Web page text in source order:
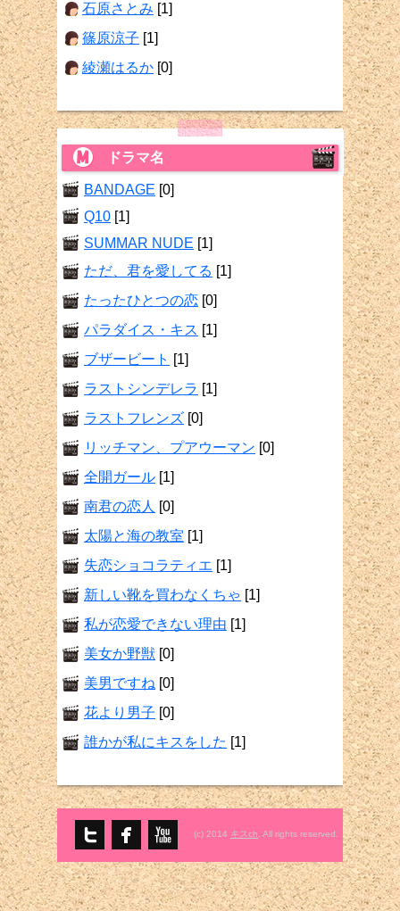
石原さとみ [1]
篠原涼子 [1]
綾瀬はるか [0]
ドラマ名
BANDAGE [0]
Q10 [1]
SUMMAR NUDE [1]
ただ、君を愛してる [1]
たったひとつの恋 [0]
パラダイス・キス [1]
ブザービート [1]
ラストシンデレラ [1]
ラストフレンズ [0]
リッチマン、プアウーマン [0]
全開ガール [1]
南君の恋人 [0]
太陽と海の教室 [1]
失恋ショコラティエ [1]
新しい靴を買わなくちゃ [1]
私が恋愛できない理由 [1]
美女か野獣 [0]
美男ですね [0]
花より男子 [0]
誰かが私にキスをした [1]
(c) 2014 キスch . All rights reserved.